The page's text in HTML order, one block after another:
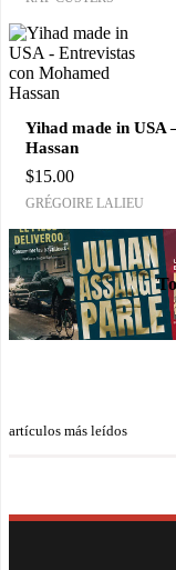
Yihad made in USA
Hassan
$15.00
GRÉGOIRE LALIEU
artículos más leídos